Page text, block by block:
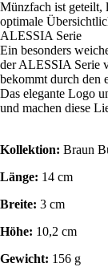
Münzfach ist geteilt,
optimale
ALESSIA Serie
Ein besonders
der ALESSIA Serie
bekommt durch den
Das elegante Logo
und machen diese
Kollektion: Braun
Länge: 14 cm
Breite: 3 cm
Höhe: 10,2 cm
Gewicht: 156 g